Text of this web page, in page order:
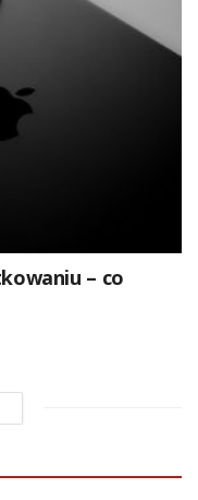
– co